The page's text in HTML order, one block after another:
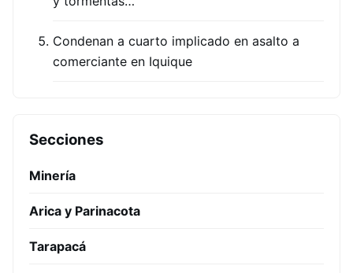
Condenan a cuarto implicado en asalto a
comerciante en Iquique
Secciones
Minería
Arica y Parinacota
Tarapacá